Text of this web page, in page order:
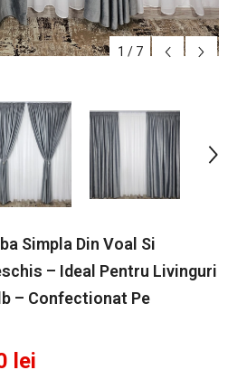
1 / 7
Simpla Din Voal Si
– Ideal Pentru Livinguri
– Confectionat Pe
lei